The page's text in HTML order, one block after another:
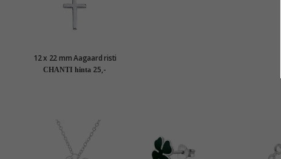
12 x 22 mm Aagaard risti
riipus hopea
CHANTI hinta 25,-